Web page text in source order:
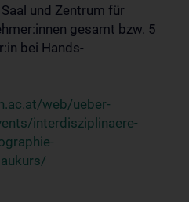
und Zentrum für
gesamt bzw. 5
bei Hands-
web/ueber-
interdisziplinaere-